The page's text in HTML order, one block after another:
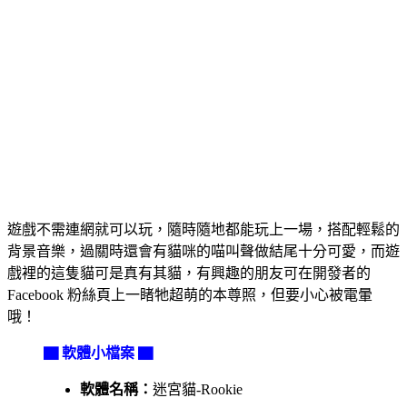
遊戲不需連網就可以玩，隨時隨地都能玩上一場，搭配輕鬆的
背景音樂，過關時還會有貓咪的喵叫聲做結尾十分可愛，而遊
戲裡的這隻貓可是真有其貓，有興趣的朋友可在開發者的
Facebook 粉絲頁上一睹牠超萌的本尊照，但要小心被電暈
哦！
▇ 軟體小檔案 ▇
軟體名稱： 迷宮貓-Rookie